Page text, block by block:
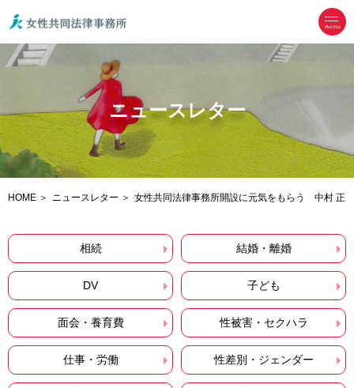
menu
ニュースレター
HOME ニュースレター 女性共同法律事務所開設に元気をもらう 中村 正
相続 結婚・離婚
DV 子ども
面会・養育費 性被害・セクハラ
仕事・労働 性差別・ジェンダー